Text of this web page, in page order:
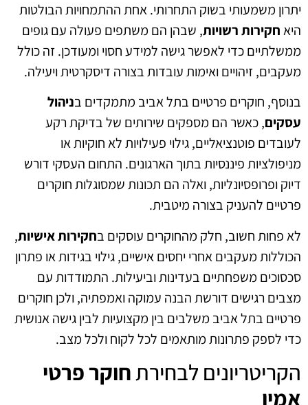
יתרון משמעותי בשוק התחרותי. אחת ההתמחויות הבולטות
היאחקירות רשויות, שבהן הם משתפים פעולה עם גופים
ממשלתיים כדי לאפשר גישה למידע חסוי ומעודכן. זה כולל
מעקבים, זיהויים ואימות עובדות בצורה דיסקרטית ויעילה.
בנוסף, חוקרים פרטיים בתל אביב מתמקדים בניהול
עסקים, כאשר הם מספקים שירותים של בדיקת רקע
לעובדים פוטנציאליים, גילוי פעילויות לא חוקיות או
מניפולציות פיננסיות בתוך הארגונים. התחום העסקי דורש
דיוק ופרופסיונליות, ואלה הם תכונות שמסוגלות חוקרים
פרטיים להעניק בצורה מיטבית.
לא פחות חשוב, חלק מהחוקרים עוסקים בחקירות אישיות,
הכוללות מעקבים אחרי יחסים אישיים, גילוי בגידות או פתרון
סכסוכים משפחתיים בעדינות וביעילות. התמודדות עם
מצבים רגישים דורשת הבנה עמוקה ואמפתיה, ולכן חוקרים
פרטיים בתל אביב משלבים בין מקצועיות לבין גישה אנושית
כדי לספק פתרונות מותאמים לכל לקוח ולכל מצב.
הקריטריונים לבחירתחוקר פרטי
אמין